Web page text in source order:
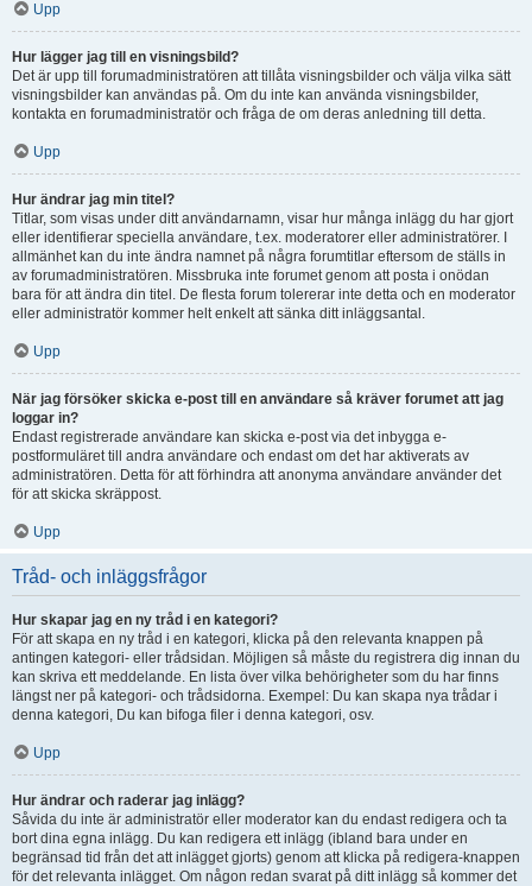
Upp
Hur lägger jag till en visningsbild?
Det är upp till forumadministratören att tillåta visningsbilder och välja vilka sätt
visningsbilder kan användas på. Om du inte kan använda visningsbilder,
kontakta en forumadministratör och fråga de om deras anledning till detta.
Upp
Hur ändrar jag min titel?
Titlar, som visas under ditt användarnamn, visar hur många inlägg du har gjort
eller identifierar speciella användare, t.ex. moderatorer eller administratörer. I
allmänhet kan du inte ändra namnet på några forumtitlar eftersom de ställs in
av forumadministratören. Missbruka inte forumet genom att posta i onödan
bara för att ändra din titel. De flesta forum tolererar inte detta och en moderator
eller administratör kommer helt enkelt att sänka ditt inläggsantal.
Upp
När jag försöker skicka e-post till en användare så kräver forumet att jag
loggar in?
Endast registrerade användare kan skicka e-post via det inbygga e-
postformuläret till andra användare och endast om det har aktiverats av
administratören. Detta för att förhindra att anonyma användare använder det
för att skicka skräppost.
Upp
Tråd- och inläggsfrågor
Hur skapar jag en ny tråd i en kategori?
För att skapa en ny tråd i en kategori, klicka på den relevanta knappen på
antingen kategori- eller trådsidan. Möjligen så måste du registrera dig innan du
kan skriva ett meddelande. En lista över vilka behörigheter som du har finns
längst ner på kategori- och trådsidorna. Exempel: Du kan skapa nya trådar i
denna kategori, Du kan bifoga filer i denna kategori, osv.
Upp
Hur ändrar och raderar jag inlägg?
Såvida du inte är administratör eller moderator kan du endast redigera och ta
bort dina egna inlägg. Du kan redigera ett inlägg (ibland bara under en
begränsad tid från det att inlägget gjorts) genom att klicka på redigera-knappen
för det relevanta inlägget. Om någon redan svarat på ditt inlägg så kommer det